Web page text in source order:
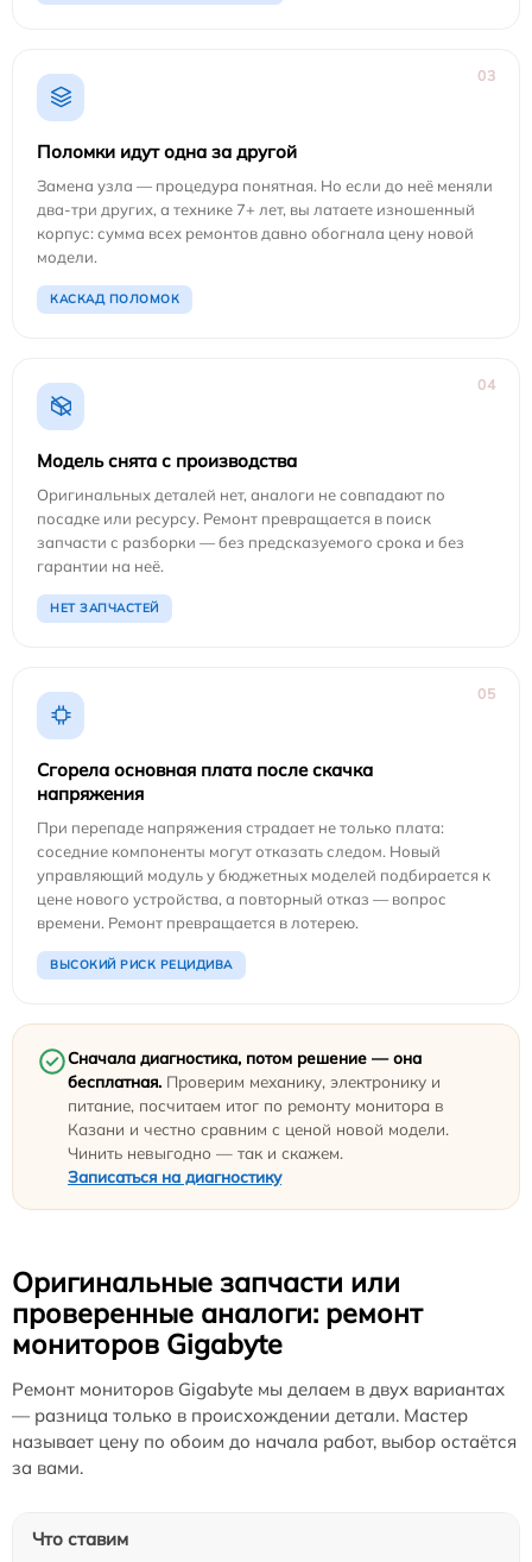
03
Поломки идут одна за другой
Замена узла — процедура понятная. Но если до неё меняли
два-три других, а технике 7+ лет, вы латаете изношенный
корпус: сумма всех ремонтов давно обогнала цену новой
модели.
КАСКАД ПОЛОМОК
04
Модель снята с производства
Оригинальных деталей нет, аналоги не совпадают по
посадке или ресурсу. Ремонт превращается в поиск
запчасти с разборки — без предсказуемого срока и без
гарантии на неё.
НЕТ ЗАПЧАСТЕЙ
05
Сгорела основная плата после скачка
напряжения
При перепаде напряжения страдает не только плата:
соседние компоненты могут отказать следом. Новый
управляющий модуль у бюджетных моделей подбирается к
цене нового устройства, а повторный отказ — вопрос
времени. Ремонт превращается в лотерею.
ВЫСОКИЙ РИСК РЕЦИДИВА
Сначала диагностика, потом решение — она
бесплатная. Проверим механику, электронику и
питание, посчитаем итог по ремонту монитора в
Казани и честно сравним с ценой новой модели.
Чинить невыгодно — так и скажем.
Записаться на диагностику
Оригинальные запчасти или
проверенные аналоги: ремонт
мониторов Gigabyte
Ремонт мониторов Gigabyte мы делаем в двух вариантах
— разница только в происхождении детали. Мастер
называет цену по обоим до начала работ, выбор остаётся
за вами.
Что ставим